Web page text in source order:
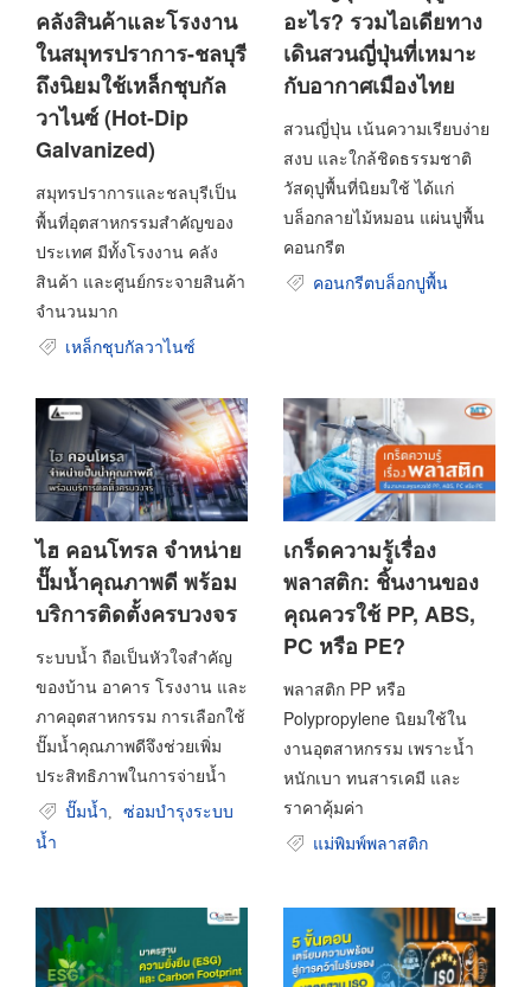
คลังสินค้าและโรงงาน
ในสมุทรปราการ-ชลบุรี
ถึงนิยมใช้เหล็กชุบกัล
วาไนซ์ (Hot-Dip
Galvanized)
สมุทรปราการและชลบุรีเป็น
พื้นที่อุตสาหกรรมสำคัญของ
ประเทศ มีทั้งโรงงาน คลัง
สินค้า และศูนย์กระจายสินค้า
จำนวนมาก
เหล็กชุบกัลวาไนซ์
อะไร? รวมไอเดียทาง
เดินสวนญี่ปุ่นที่เหมาะ
กับอากาศเมืองไทย
สวนญี่ปุ่น เน้นความเรียบง่าย
สงบ และใกล้ชิดธรรมชาติ
วัสดุปูพื้นที่นิยมใช้ ได้แก่
บล็อกลายไม้หมอน แผ่นปูพื้น
คอนกรีต
คอนกรีตบล็อกปูพื้น
ไฮ คอนโทรล จำหน่าย
ปั๊มน้ำคุณภาพดี พร้อม
บริการติดตั้งครบวงจร
ระบบน้ำ ถือเป็นหัวใจสำคัญ
ของบ้าน อาคาร โรงงาน และ
ภาคอุตสาหกรรม การเลือกใช้
ปั๊มน้ำคุณภาพดีจึงช่วยเพิ่ม
ประสิทธิภาพในการจ่ายน้ำ
ปั๊มน้ำ
ซ่อมบำรุงระบบ
น้ำ
เกร็ดความรู้เรื่อง
พลาสติก: ชิ้นงานของ
คุณควรใช้ PP, ABS,
PC หรือ PE?
พลาสติก PP หรือ
Polypropylene นิยมใช้ใน
งานอุตสาหกรรม เพราะน้ำ
หนักเบา ทนสารเคมี และ
ราคาคุ้มค่า
แม่พิมพ์พลาสติก